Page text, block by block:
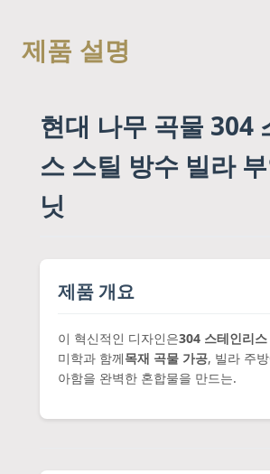
제품 설명
현대 나무 곡물 304
스 스틸 방수 빌라
닛
제품 개요
이 혁신적인 디자인은304 스테인리스
미학과 함께목재 곡물 가공, 빌라 주
아함을 완벽한 혼합물을 만드는.